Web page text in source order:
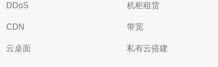
DDoS
CDN
云桌面
机柜租赁
带宽
私有云搭建